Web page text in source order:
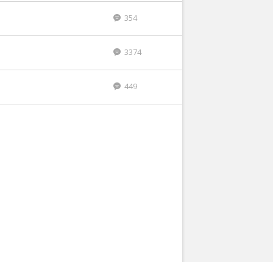
354
3374
449